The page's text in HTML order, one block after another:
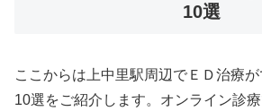
10選
ここからは上中里駅周辺でＥＤ治療
10選をご紹介します。オンライン診